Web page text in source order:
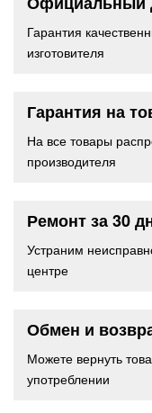
Гарантия
изготовителя
Гарантия на
На все товары
производителя
Ремонт за 30
Устраним
центре
Обмен и
Можете вернуть
употреблении